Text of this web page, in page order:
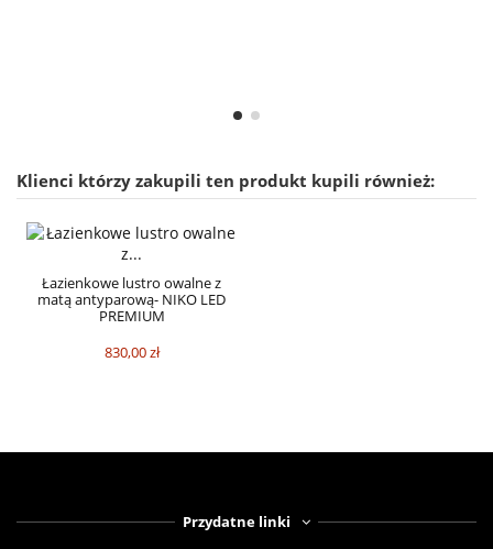
Klienci którzy zakupili ten produkt kupili również:
Łazienkowe lustro owalne z
matą antyparową- NIKO LED
PREMIUM
830,00 zł
Przydatne linki